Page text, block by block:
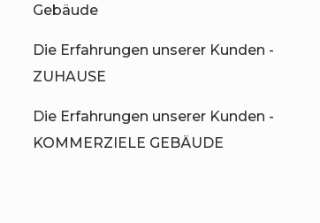
Gebäude
Die Erfahrungen unserer Kunden -
ZUHAUSE
Die Erfahrungen unserer Kunden -
KOMMERZIELE GEBÄUDE